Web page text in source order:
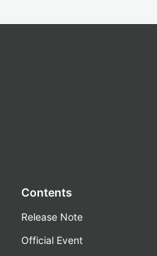
Contents
Release Note
Official Event